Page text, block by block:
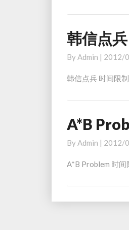
韩
信
点
兵
韩信点兵
ByAdmin | 2012/
韩信点兵 时间限
A
B
P
o
A*B
ByAdmin | 2012/
A*B Problem 时